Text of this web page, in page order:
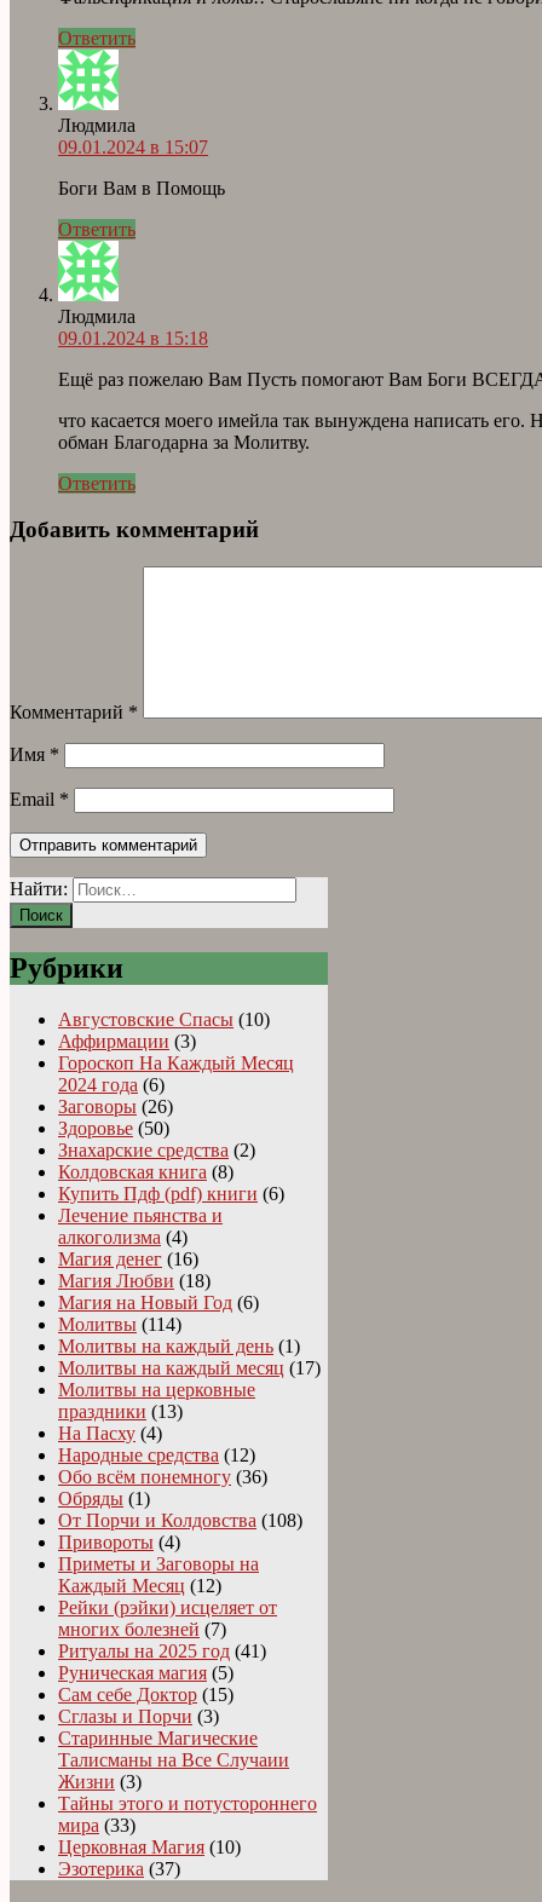
Ответить
Людмила
09.01.2024 в 15:07
Боги Вам в Помощь
Ответить
Людмила
09.01.2024 в 15:18
Ещё раз пожелаю Вам Пусть помогают Вам Боги
что касается моего имейла так вынуждена написать
обман Благодарна за Молитву.
Ответить
Добавить комментарий
Комментарий *
Имя *
Email *
Найти:
Рубрики
Августовские Спасы (10)
Аффирмации (3)
Гороскоп На Каждый Месяц
2024 года (6)
Заговоры (26)
Здоровье (50)
Знахарские средства (2)
Колдовская книга (8)
Купить Пдф (pdf) книги (6)
Лечение пьянства и
алкоголизма (4)
Магия денег (16)
Магия Любви (18)
Магия на Новый Год (6)
Молитвы (114)
Молитвы на каждый день (1)
Молитвы на каждый месяц (17)
Молитвы на церковные
праздники (13)
На Пасху (4)
Народные средства (12)
Обо всём понемногу (36)
Обряды (1)
От Порчи и Колдовства (108)
Привороты (4)
Приметы и Заговоры на
Каждый Месяц (12)
Рейки (рэйки) исцеляет от
многих болезней (7)
Ритуалы на 2025 год (41)
Руническая магия (5)
Сам себе Доктор (15)
Сглазы и Порчи (3)
Старинные Магические
Талисманы на Все Случаии
Жизни (3)
Тайны этого и потустороннего
мира (33)
Церковная Магия (10)
Эзотерика (37)